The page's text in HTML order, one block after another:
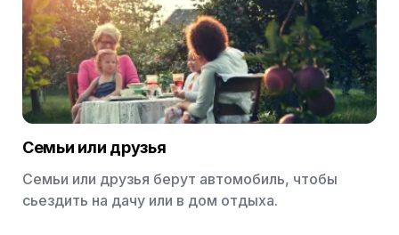
Семьи или друзья
Семьи или друзья берут автомобиль, чтобы
сьездить на дачу или в дом отдыха.